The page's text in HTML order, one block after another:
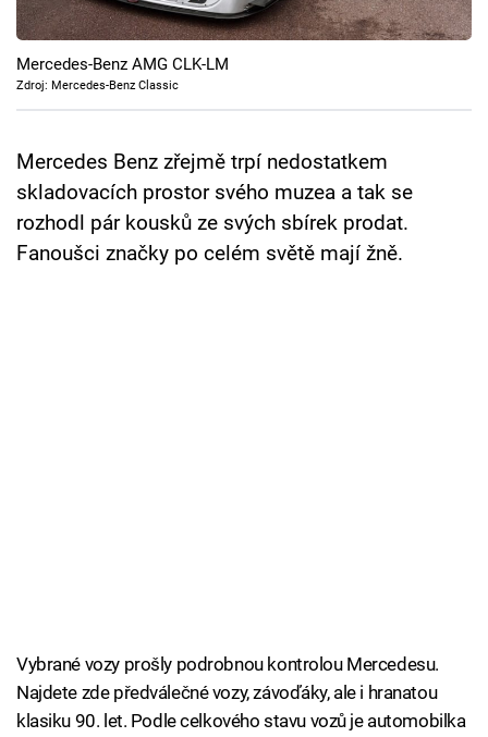
Cool Esport
Pořady
Sledujte prima+
Přihlášení
Mercedes-Benz AMG CLK-LM
Zdroj: Mercedes-Benz Classic
Mercedes Benz zřejmě trpí nedostatkem
skladovacích prostor svého muzea a tak se
rozhodl pár kousků ze svých sbírek prodat.
Fanoušci značky po celém světě mají žně.
Vybrané vozy prošly podrobnou kontrolou Mercedesu.
Najdete zde předválečné vozy, závoďáky, ale i hranatou
klasiku 90. let. Podle celkového stavu vozů je automobilka